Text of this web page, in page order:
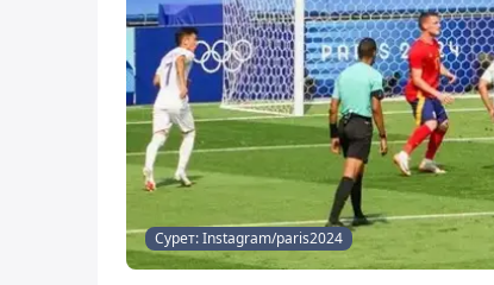
Сурет: Instagram/paris2024